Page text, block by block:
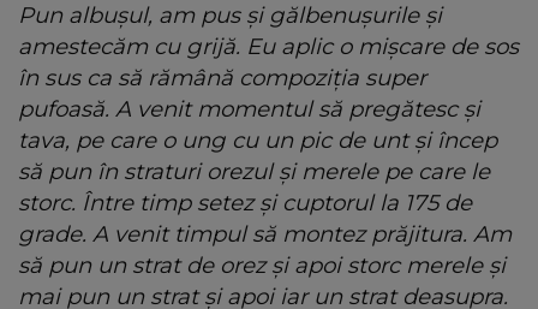
Pun albușul, am pus și gălbenușurile și
amestecăm cu grijă. Eu aplic o mișcare de sos
în sus ca să rămână compoziția super
pufoasă. A venit momentul să pregătesc și
tava, pe care o ung cu un pic de unt și încep
să pun în straturi orezul și merele pe care le
storc. Între timp setez și cuptorul la 175 de
grade. A venit timpul să montez prăjitura. Am
să pun un strat de orez și apoi storc merele și
mai pun un strat și apoi iar un strat deasupra.